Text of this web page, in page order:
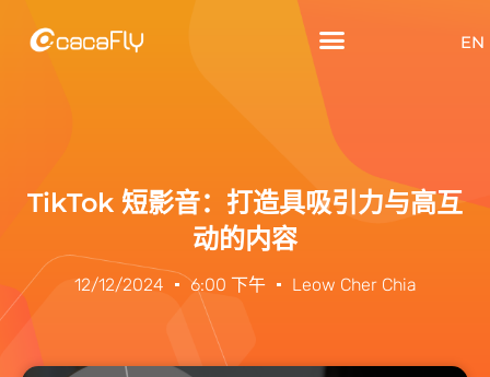
EN
TikTok 短影音：打造具吸引力与高互
动的内容
12/12/2024 6:00 下午 Leow Cher Chia